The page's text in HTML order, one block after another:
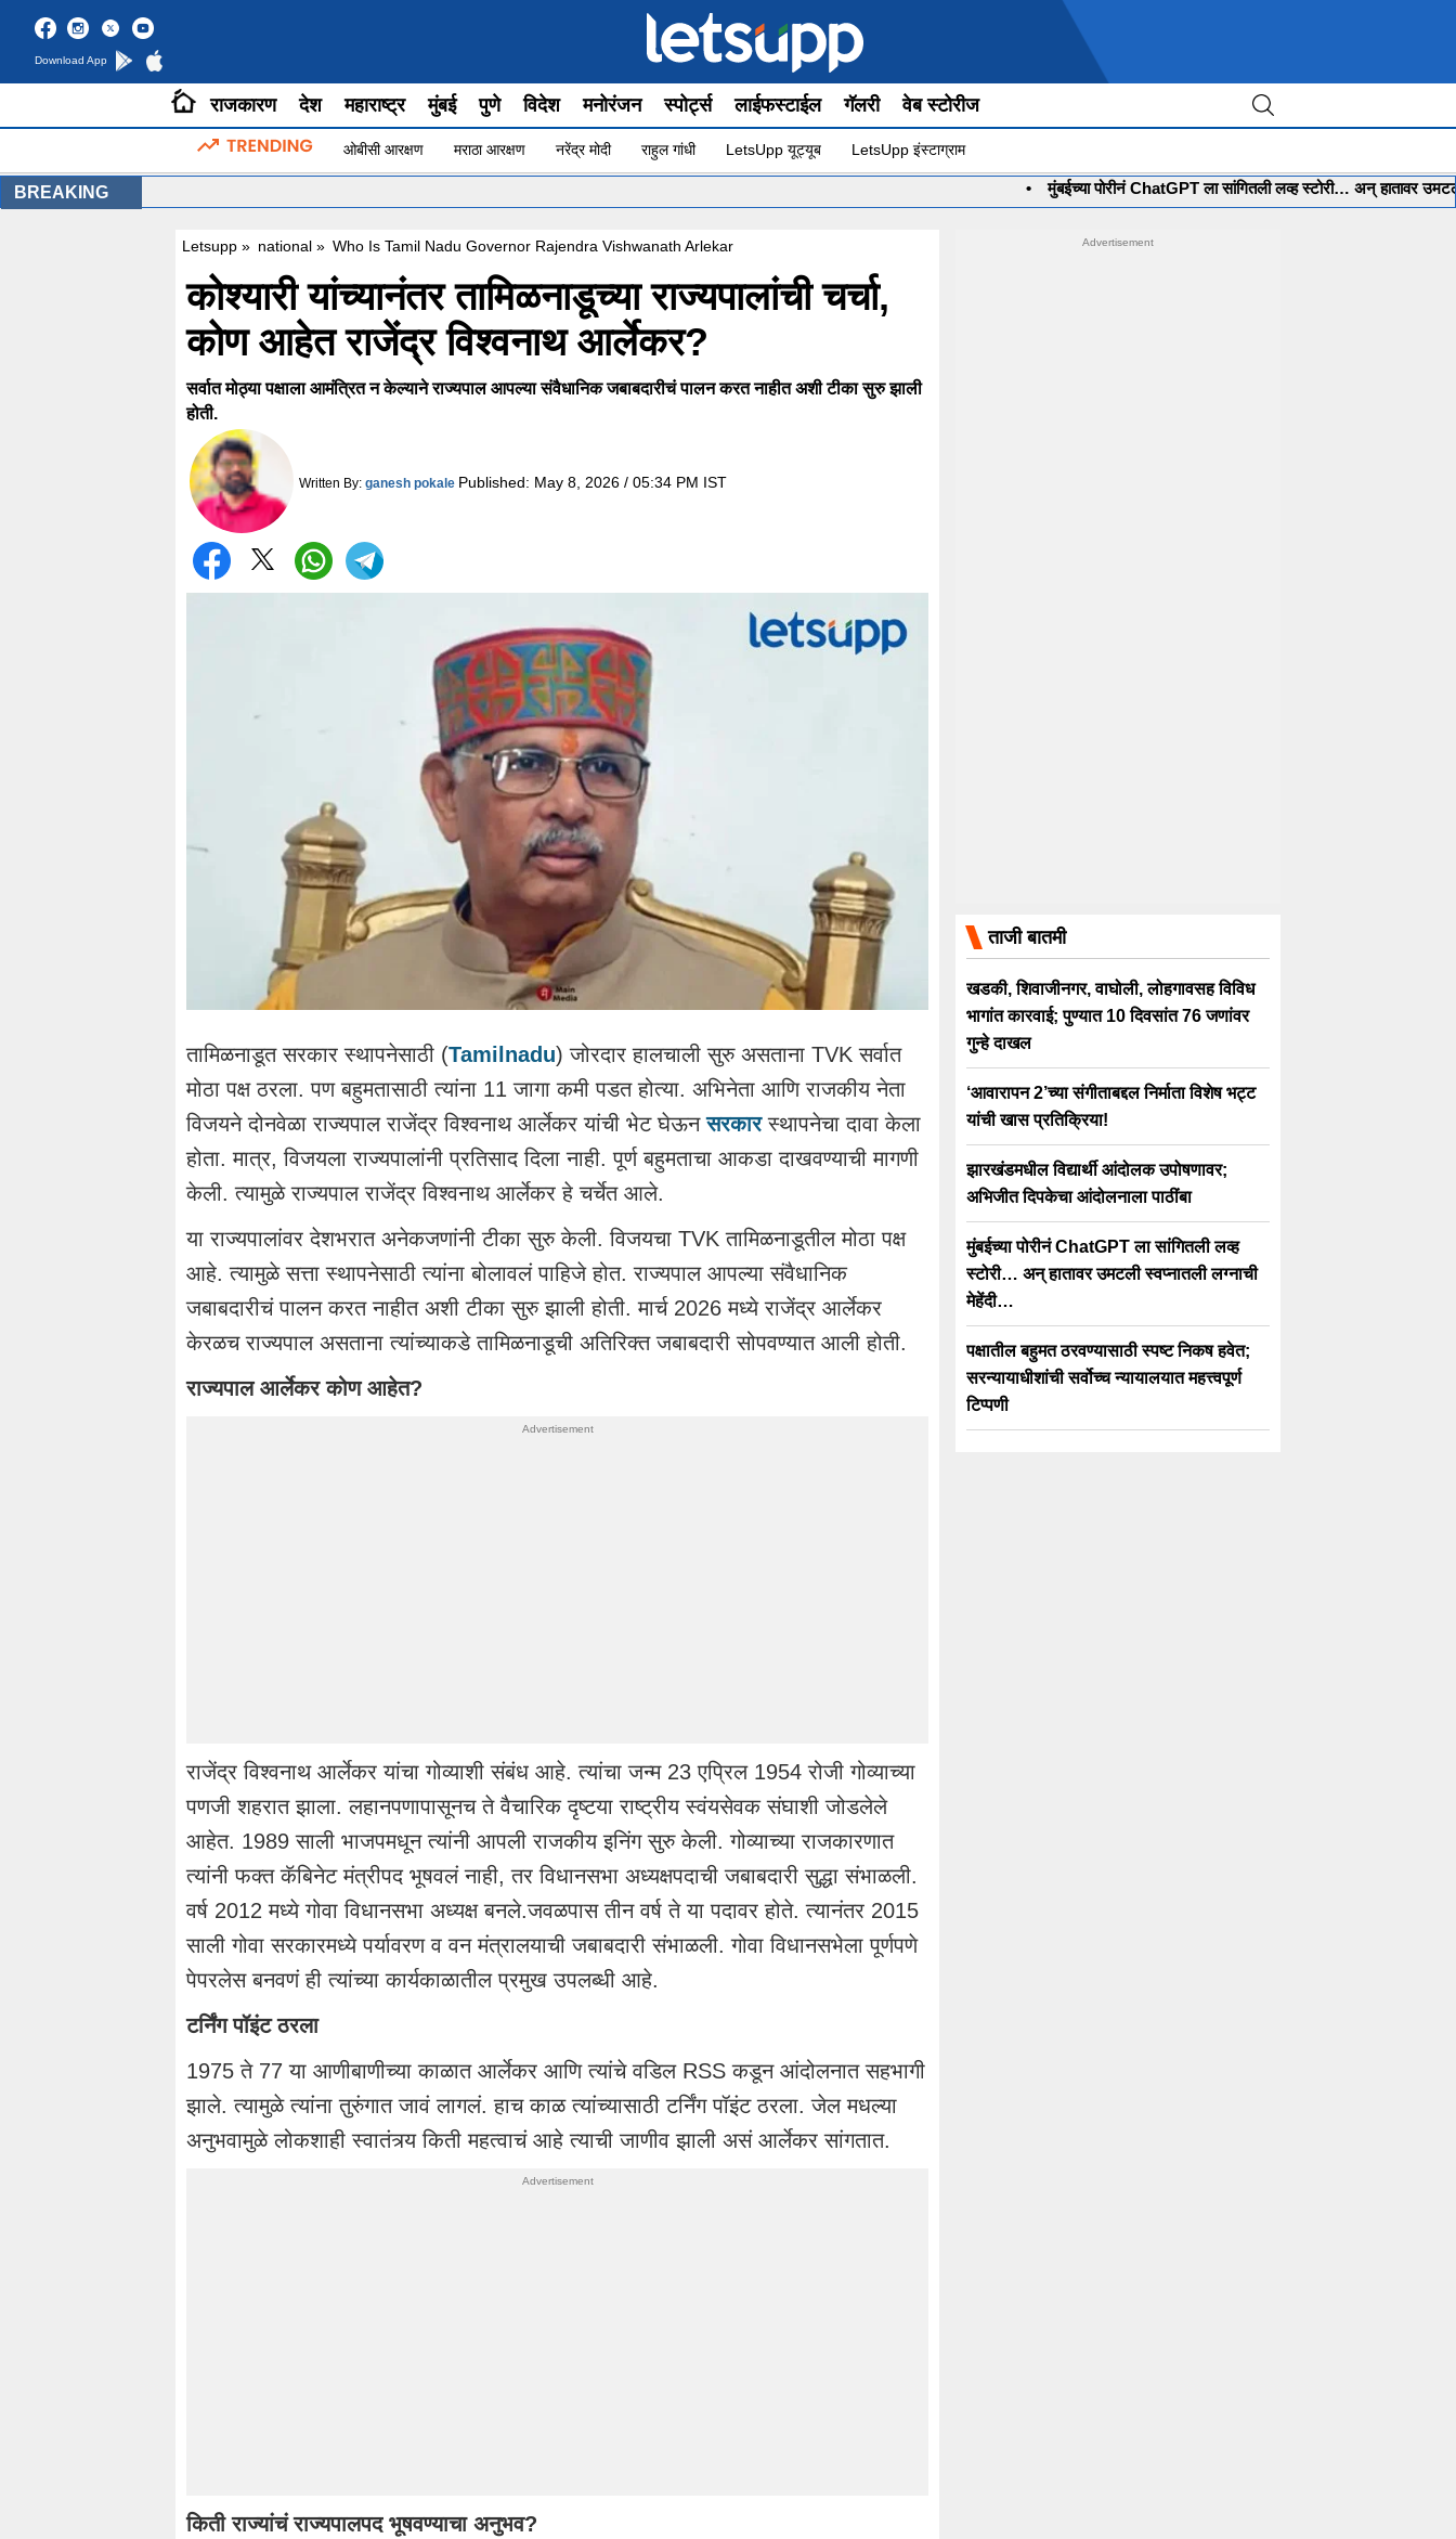
Download App
राजकारण देश महाराष्ट्र मुंबई पुणे विदेश मनोरंजन स्पोर्ट्स लाईफस्टाईल गॅलरी वेब स्टोरीज
ओबीसी आरक्षण मराठा आरक्षण नरेंद्र मोदी राहुल गांधी LetsUpp यूट्यूब LetsUpp इंस्टाग्राम
BREAKING मुंबईच्या पोरीनं ChatGPT ला सांगितली लव्ह स्टोरी… अन् हातावर उमटली
Letsupp » national » Who Is Tamil Nadu Governor Rajendra Vishwanath Arlekar
कोश्यारी यांच्यानंतर तामिळनाडूच्या राज्यपालांची चर्चा,
कोण आहेत राजेंद्र विश्वनाथ आर्लेकर?
सर्वात मोठ्या पक्षाला आमंत्रित न केल्याने राज्यपाल आपल्या संवैधानिक जबाबदारीचं पालन करत नाहीत अशी टीका सुरु झाली
होती.
Written By: ganesh pokale Published: May 8, 2026 / 05:34 PM IST
तामिळनाडूत सरकार स्थापनेसाठी (Tamilnadu) जोरदार हालचाली सुरु असताना TVK सर्वात
मोठा पक्ष ठरला. पण बहुमतासाठी त्यांना 11 जागा कमी पडत होत्या. अभिनेता आणि राजकीय नेता
विजयने दोनवेळा राज्यपाल राजेंद्र विश्वनाथ आर्लेकर यांची भेट घेऊनसरकार स्थापनेचा दावा केला
होता. मात्र, विजयला राज्यपालांनी प्रतिसाद दिला नाही. पूर्ण बहुमताचा आकडा दाखवण्याची मागणी
केली. त्यामुळे राज्यपाल राजेंद्र विश्वनाथ आर्लेकर हे चर्चेत आले.
या राज्यपालांवर देशभरात अनेकजणांनी टीका सुरु केली. विजयचा TVK तामिळनाडूतील मोठा पक्ष
आहे. त्यामुळे सत्ता स्थापनेसाठी त्यांना बोलावलं पाहिजे होत. राज्यपाल आपल्या संवैधानिक
जबाबदारीचं पालन करत नाहीत अशी टीका सुरु झाली होती. मार्च 2026 मध्ये राजेंद्र आर्लेकर
केरळच राज्यपाल असताना त्यांच्याकडे तामिळनाडूची अतिरिक्त जबाबदारी सोपवण्यात आली होती.
राज्यपाल आर्लेकर कोण आहेत?
राजेंद्र विश्वनाथ आर्लेकर यांचा गोव्याशी संबंध आहे. त्यांचा जन्म 23 एप्रिल 1954 रोजी गोव्याच्या
पणजी शहरात झाला. लहानपणापासूनच ते वैचारिक दृष्टया राष्ट्रीय स्वंयसेवक संघाशी जोडलेले
आहेत. 1989 साली भाजपमधून त्यांनी आपली राजकीय इनिंग सुरु केली. गोव्याच्या राजकारणात
त्यांनी फक्त कॅबिनेट मंत्रीपद भूषवलं नाही, तर विधानसभा अध्यक्षपदाची जबाबदारी सुद्धा संभाळली.
वर्ष 2012 मध्ये गोवा विधानसभा अध्यक्ष बनले.जवळपास तीन वर्ष ते या पदावर होते. त्यानंतर 2015
साली गोवा सरकारमध्ये पर्यावरण व वन मंत्रालयाची जबाबदारी संभाळली. गोवा विधानसभेला पूर्णपणे
पेपरलेस बनवणं ही त्यांच्या कार्यकाळातील प्रमुख उपलब्धी आहे.
टर्निंग पॉइंट ठरला
1975 ते 77 या आणीबाणीच्या काळात आर्लेकर आणि त्यांचे वडिल RSS कडून आंदोलनात सहभागी
झाले. त्यामुळे त्यांना तुरुंगात जावं लागलं. हाच काळ त्यांच्यासाठी टर्निंग पॉइंट ठरला. जेल मधल्या
अनुभवामुळे लोकशाही स्वातंत्र्य किती महत्वाचं आहे त्याची जाणीव झाली असं आर्लेकर सांगतात.
किती राज्यांचं राज्यपालपद भूषवण्याचा अनुभव?
ताजी बातमी
खडकी, शिवाजीनगर, वाघोली, लोहगावसह विविध
भागांत कारवाई; पुण्यात 10 दिवसांत 76 जणांवर
गुन्हे दाखल
‘आवारापन 2’च्या संगीताबद्दल निर्माता विशेष भट्ट
यांची खास प्रतिक्रिया!
झारखंडमधील विद्यार्थी आंदोलक उपोषणावर;
अभिजीत दिपकेचा आंदोलनाला पाठींबा
मुंबईच्या पोरीनं ChatGPT ला सांगितली लव्ह
स्टोरी… अन् हातावर उमटली स्वप्नातली लग्नाची
मेहेंदी…
पक्षातील बहुमत ठरवण्यासाठी स्पष्ट निकष हवेत;
सरन्यायाधीशांची सर्वोच्च न्यायालयात महत्त्वपूर्ण
टिप्पणी